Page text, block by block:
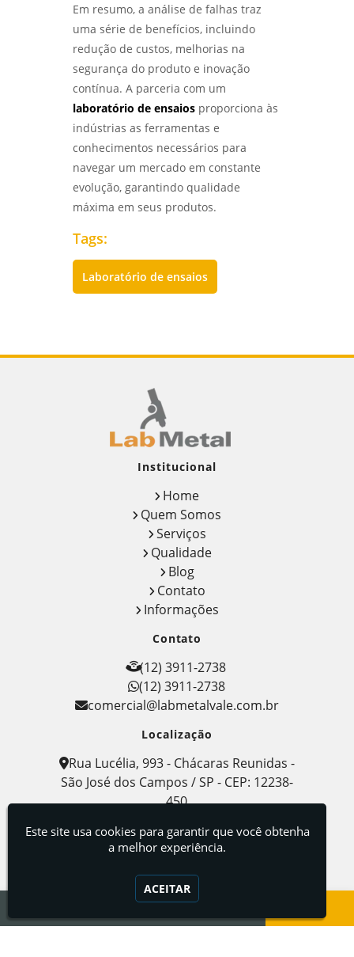
Em resumo, a análise de falhas traz
uma série de benefícios, incluindo
redução de custos, melhorias na
segurança do produto e inovação
contínua. A parceria com um
laboratório de ensaiosproporciona às
indústrias as ferramentas e
conhecimentos necessários para
navegar um mercado em constante
evolução, garantindo qualidade
máxima em seus produtos.
Tags:
Laboratório de ensaios
Institucional
Home
Quem Somos
Serviços
Qualidade
Blog
Contato
Informações
Contato
(12) 3911-2738
(12) 3911-2738
comercial@labmetalvale.com.br
Localização
Rua Lucélia, 993 - Chácaras Reunidas -
São José dos Campos / SP - CEP: 12238-
450
Labmetal - Indústria, Comércio e Serviços de
Metalografia
Este site usa cookies para garantir que você obtenha
a melhor experiência.
ACEITAR